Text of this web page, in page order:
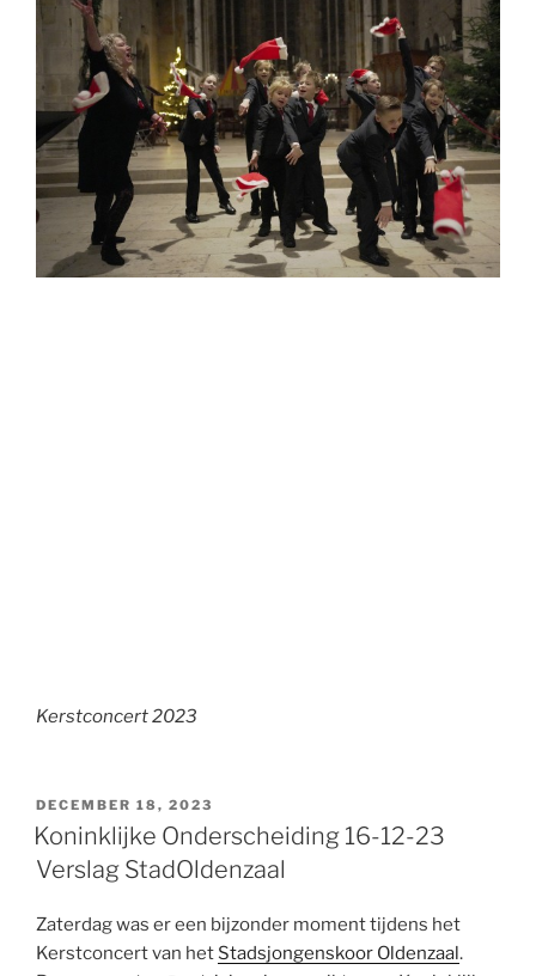
Kerstconcert 2023
GEPLAATST
OP
DECEMBER 18, 2023
Koninklijke Onderscheiding 16-12-23
Verslag StadOldenzaal
Zaterdag was er een bijzonder moment tijdens het
Kerstconcert van het Stadsjongenskoor Oldenzaal.